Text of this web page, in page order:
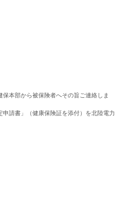
本部から被保険者へその旨ご連絡しま
請書」（健康保険証を添付）を北陸電力